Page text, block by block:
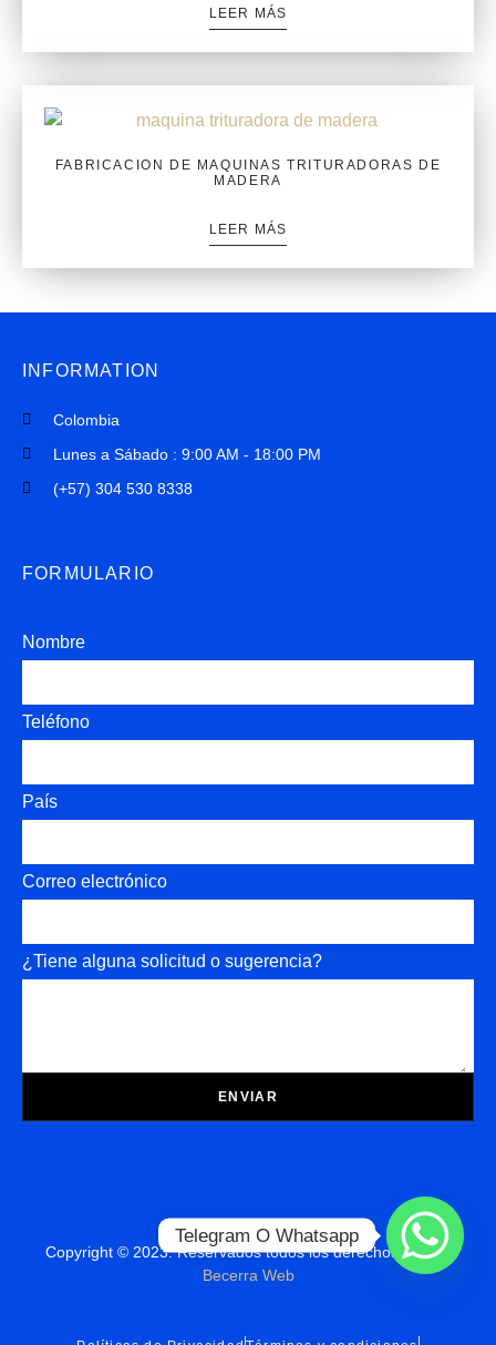
LEER MÁS
FABRICACION DE MAQUINAS TRITURADORAS DE
MADERA
LEER MÁS
INFORMATION
Colombia
Lunes a Sábado : 9:00 AM - 18:00 PM
(+57) 304 530 8338
FORMULARIO
Nombre
Teléfono
País
Correo electrónico
¿Tiene alguna solicitud o sugerencia?
ENVIAR
Copyright © 2023. Reservados todos los derechos Diseño
Becerra Web
Telegram O Whatsapp